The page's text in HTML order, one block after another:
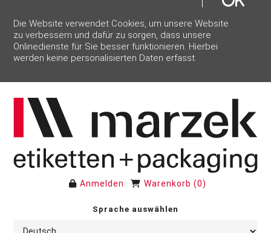
Die Website verwendet Cookies, um unsere Website
zu verbessern und dafür zu sorgen, dass unsere
Onlinedienste für Sie besser funktionieren. Hierbei
werden keine personalisierten Daten erfasst.
Anmelden Warenkorb (0)
Sprache auswählen